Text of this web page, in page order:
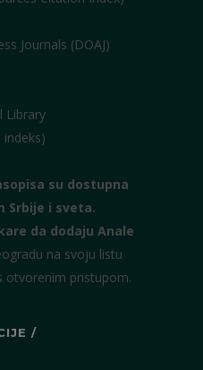
Journals (DOAJ)
Library
indeks)
su dostupna
Srbije i sveta.
da dodaju Anale
na svoju listu
otvorenim pristupom.
/